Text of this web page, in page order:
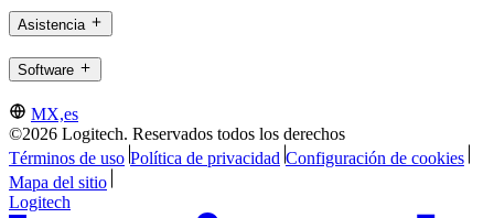
Asistencia
Software
MX,es
©2026 Logitech. Reservados todos los derechos
Términos de uso Política de privacidad Configuración de cookies
Mapa del sitio
Logitech